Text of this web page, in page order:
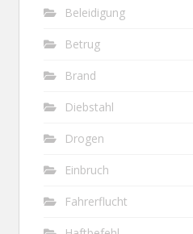
Beleidigung
Betrug
Brand
Diebstahl
Drogen
Einbruch
Fahrerflucht